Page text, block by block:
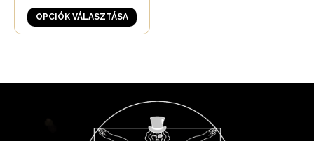
OPCIÓK VÁLASZTÁSA